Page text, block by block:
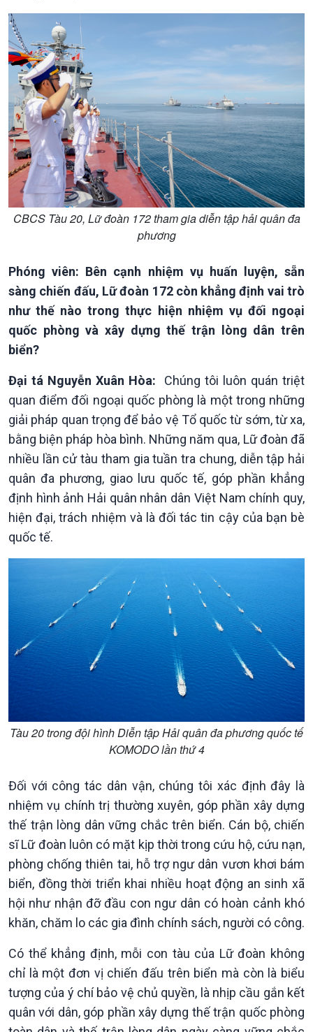
Xã hội
Tin Đời sống & Xã hội
360 độ Sức khỏe
Chuyển đổi Xanh
Tài nguyên và Môi trường
Bước chân đến trường
Khoa học & Công nghệ
Tin Khoa học & Công nghệ
Kết nối công nghệ
Sống chung với biến đổi
khí hậu
Văn hoá & Du lịch
Tin Văn hoá & Du lịch
Chát với người nổi tiếng
Câu chuyện Thể thao
Multimedia
Ảnh
Video
Infographic
CBCS Tàu 20, Lữ đoàn 172 tham gia diễn tập hải quân đa
phương
Phóng viên: Bên cạnh nhiệm vụ huấn luyện, sẵn
sàng chiến đấu, Lữ đoàn 172 còn khẳng định vai trò
như thế nào trong thực hiện nhiệm vụ đối ngoại
quốc phòng và xây dựng thế trận lòng dân trên
biển?
Đại tá Nguyễn Xuân Hòa: Chúng tôi luôn quán triệt
quan điểm đối ngoại quốc phòng là một trong những
giải pháp quan trọng để bảo vệ Tổ quốc từ sớm, từ xa,
bằng biện pháp hòa bình. Những năm qua, Lữ đoàn đã
nhiều lần cử tàu tham gia tuần tra chung, diễn tập hải
quân đa phương, giao lưu quốc tế, góp phần khẳng
định hình ảnh Hải quân nhân dân Việt Nam chính quy,
hiện đại, trách nhiệm và là đối tác tin cậy của bạn bè
quốc tế.
Tàu 20 trong đội hình Diễn tập Hải quân đa phương quốc tế
KOMODO lần thứ 4
Đối với công tác dân vận, chúng tôi xác định đây là
nhiệm vụ chính trị thường xuyên, góp phần xây dựng
thế trận lòng dân vững chắc trên biển. Cán bộ, chiến
sĩ Lữ đoàn luôn có mặt kịp thời trong cứu hộ, cứu nạn,
phòng chống thiên tai, hỗ trợ ngư dân vươn khơi bám
biển, đồng thời triển khai nhiều hoạt động an sinh xã
hội như nhận đỡ đầu con ngư dân có hoàn cảnh khó
khăn, chăm lo các gia đình chính sách, người có công.
Có thể khẳng định, mỗi con tàu của Lữ đoàn không
chỉ là một đơn vị chiến đấu trên biển mà còn là biểu
tượng của ý chí bảo vệ chủ quyền, là nhịp cầu gắn kết
quân với dân, góp phần xây dựng thế trận quốc phòng